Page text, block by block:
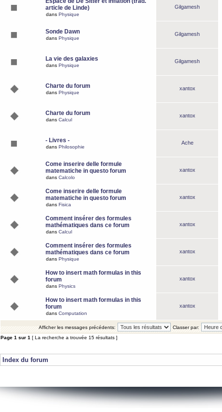
article de Linde)
dans Physique
Gilgamesh
Sonde Dawn
dans Physique
Gilgamesh
La vie des galaxies
dans Physique
Gilgamesh
Charte du forum
dans Physique
xantox
Charte du forum
dans Calcul
xantox
- Livres -
dans Philosophie
Ache
Come inserire delle formule
matematiche in questo forum
dans Calcolo
xantox
Come inserire delle formule
matematiche in questo forum
dans Fisica
xantox
Comment insérer des formules
mathématiques dans ce forum
dans Calcul
xantox
Comment insérer des formules
mathématiques dans ce forum
dans Physique
xantox
How to insert math formulas in this
forum
dans Physics
xantox
How to insert math formulas in this
forum
dans Computation
xantox
Afficher les messages précédents:
Classer par:
Page 1 sur 1 [ La recherche a trouvée 15 résultats ]
Index du forum